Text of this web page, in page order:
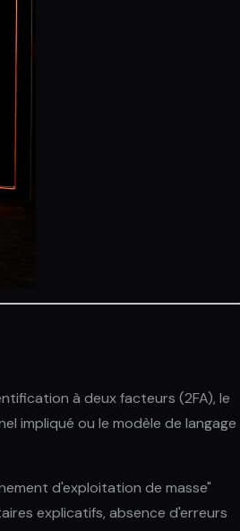
à deux facteurs (2FA), le
impliqué ou le modèle de langage
d'exploitation de masse"
explicatifs, absence d'erreurs